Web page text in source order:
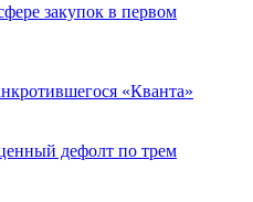
закупок в первом
«Кванта»
дефолт по трем